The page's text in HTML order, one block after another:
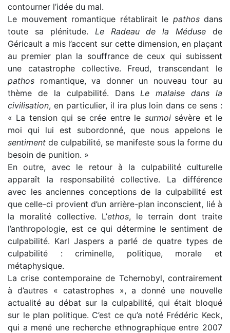
contourner l’idée du mal.
Le mouvement romantique rétablirait le pathosdans
toute sa plénitude. Le Radeau de la Méduse de
Géricault a mis l’accent sur cette dimension, en plaçant
au premier plan la souffrance de ceux qui subissent
une catastrophe collective. Freud, transcendant le
pathos romantique, va donner un nouveau tour au
thème de la culpabilité. Dans Le malaise dans la
civilisation, en particulier, il ira plus loin dans ce sens :
« La tension qui se crée entre le surmoisévère et le
moi qui lui est subordonné, que nous appelons le
sentiment de culpabilité, se manifeste sous la forme du
besoin de punition. »
En outre, avec le retour à la culpabilité culturelle
apparaît la responsabilité collective. La différence
avec les anciennes conceptions de la culpabilité est
que celle-ci provient d’un arrière-plan inconscient, lié à
la moralité collective. L’ethos, le terrain dont traite
l’anthropologie, est ce qui détermine le sentiment de
culpabilité. Karl Jaspers a parlé de quatre types de
culpabilité : criminelle, politique, morale et
métaphysique.
La crise contemporaine de Tchernobyl, contrairement
à d’autres « catastrophes », a donné une nouvelle
actualité au débat sur la culpabilité, qui était bloqué
sur le plan politique. C’est ce qu’a noté Frédéric Keck,
qui a mené une recherche ethnographique entre 2007